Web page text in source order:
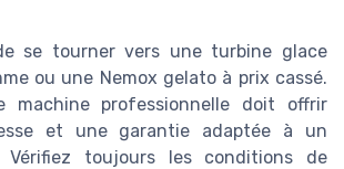
se tourner vers une turbine glace
ou une Nemox gelato à prix cassé.
machine professionnelle doit offrir
et une garantie adaptée à un
Vérifiez toujours les conditions de